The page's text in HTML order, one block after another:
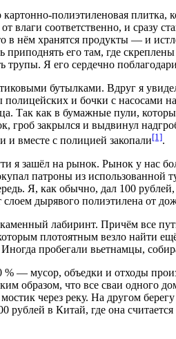
полиэтиленовая
влаги соответственно, и сразу
в нём хранятся продукты — и
приподнять его там, где
трупы. Я его сердечно
бутылками. Вдруг я
и бочки с насосами
Так как в бумажные пули,
гроб закрылся и выдвинул
и вместе с полицией закопали[1].
я зашёл на рынок. Рынок у нас
патроны из
Я, как обычно, дал 100
дырявого полиэтилена от
лабиринт. Причём все
плотоятным везло найти
пробегали вьетнамцы,
— мусор, объедки и отходы
образом, что все сваи одного
через реку. На другом
в Китай, где она